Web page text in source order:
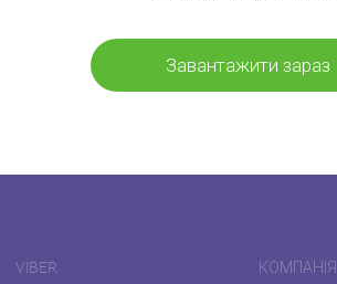
Завантажити зараз
VIBER КОМПАНІЯ